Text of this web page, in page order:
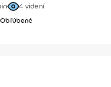
4 videní
Obľúbené